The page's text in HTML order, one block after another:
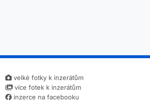
velké fotky k inzerátům
více fotek k inzerátům
inzerce na facebooku